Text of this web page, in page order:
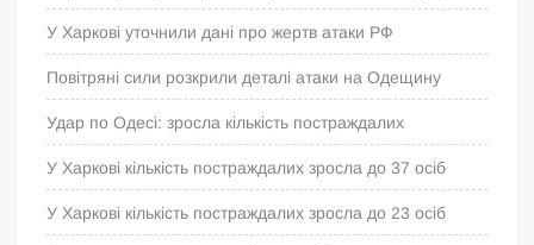
У Харкові уточнили дані про жертв атаки РФ
Повітряні сили розкрили деталі атаки на Одещину
Удар по Одесі: зросла кількість постраждалих
У Харкові кількість постраждалих зросла до 37 осіб
У Харкові кількість постраждалих зросла до 23 осіб